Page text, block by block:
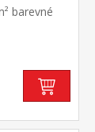
barevné